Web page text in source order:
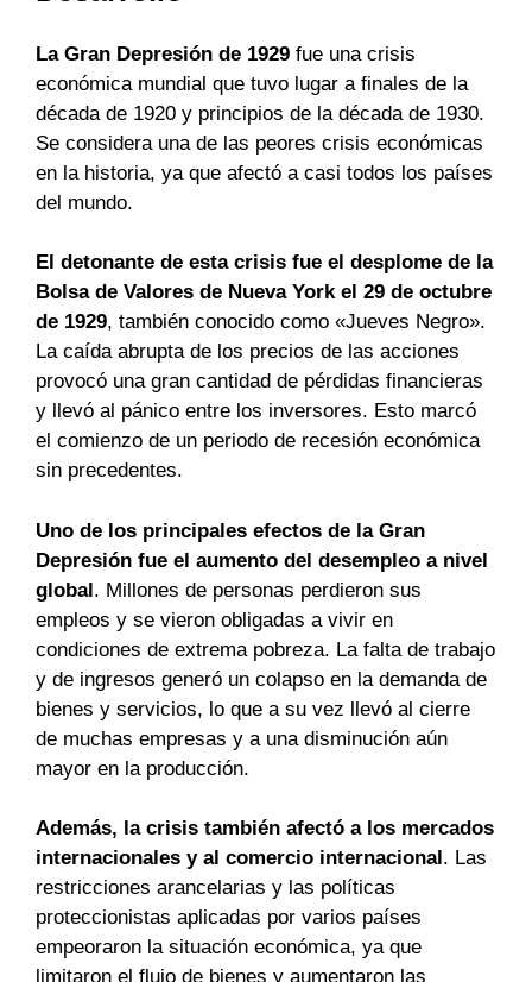
La Gran Depresión de 1929 fue una crisis
económica mundial que tuvo lugar a finales de la
década de 1920 y principios de la década de 1930.
Se considera una de las peores crisis económicas
en la historia, ya que afectó a casi todos los países
del mundo.
El detonante de esta crisis fue el desplome de la
Bolsa de Valores de Nueva York el 29 de octubre
de 1929, también conocido como «Jueves Negro».
La caída abrupta de los precios de las acciones
provocó una gran cantidad de pérdidas financieras
y llevó al pánico entre los inversores. Esto marcó
el comienzo de un periodo de recesión económica
sin precedentes.
Uno de los principales efectos de la Gran
Depresión fue el aumento del desempleo a nivel
global. Millones de personas perdieron sus
empleos y se vieron obligadas a vivir en
condiciones de extrema pobreza. La falta de trabajo
y de ingresos generó un colapso en la demanda de
bienes y servicios, lo que a su vez llevó al cierre
de muchas empresas y a una disminución aún
mayor en la producción.
Además, la crisis también afectó a los mercados
internacionales y al comercio internacional. Las
restricciones arancelarias y las políticas
proteccionistas aplicadas por varios países
empeoraron la situación económica, ya que
limitaron el flujo de bienes y aumentaron las